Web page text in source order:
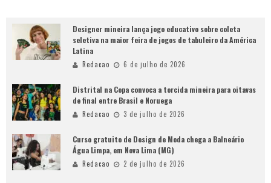
Designer mineira lança jogo educativo sobre coleta
seletiva na maior feira de jogos de tabuleiro da América
Latina
Redacao 6 de julho de 2026
Distrital na Copa convoca a torcida mineira para oitavas
de final entre Brasil e Noruega
Redacao 3 de julho de 2026
Curso gratuito de Design de Moda chega a Balneário
Água Limpa, em Nova Lima (MG)
Redacao 2 de julho de 2026